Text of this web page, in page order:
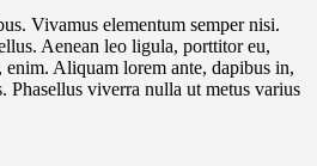
Vivamus elementum semper nisi.
Aenean leo ligula, porttitor eu,
enim. Aliquam lorem ante, dapibus in,
Phasellus viverra nulla ut metus varius